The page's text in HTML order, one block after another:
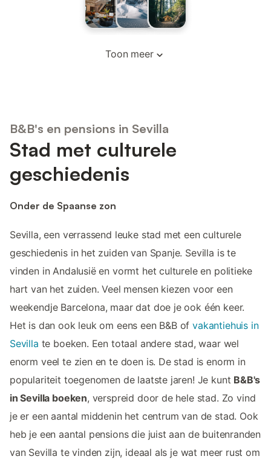
Toon meer
B&B's en pensions in Sevilla
Stad met culturele
geschiedenis
Onder de Spaanse zon
Sevilla, een verrassend leuke stad met een culturele
geschiedenis in het zuiden van Spanje. Sevilla is te
vinden in Andalusië en vormt het culturele en politieke
hart van het zuiden. Veel mensen kiezen voor een
weekendje Barcelona, maar dat doe je ook één keer.
Het is dan ook leuk om eens een B&B ofvakantiehuis in
Sevilla te boeken. Een totaal andere stad, waar wel
enorm veel te zien en te doen is. De stad is enorm in
populariteit toegenomen de laatste jaren! Je kunt B&B's
in Sevilla boeken, verspreid door de hele stad. Zo vind
je er een aantal middenin het centrum van de stad. Ook
heb je een aantal pensions die juist aan de buitenranden
van Sevilla te vinden zijn, ideaal als je wat meer rust om